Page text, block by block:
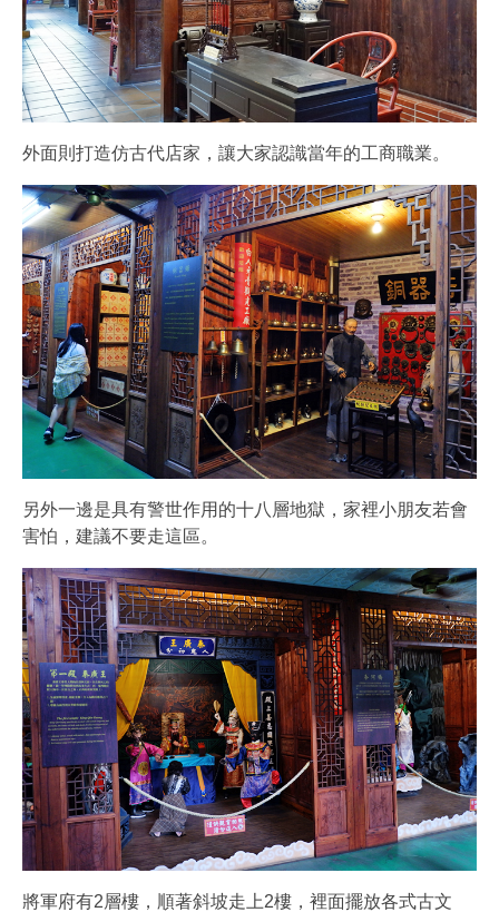
外面則打造仿古代店家，讓大家認識當年的工商職業。
另外一邊是具有警世作用的十八層地獄，家裡小朋友若會
害怕，建議不要走這區。
將軍府有2層樓，順著斜坡走上2樓，裡面擺放各式古文